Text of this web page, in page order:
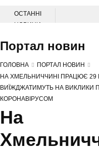
ОСТАННІ
НОВИНИ
ДОПОМОГИ
НА ХМЕЛЬНИЧЧИНІ
СЕРГІЙ ТЮРІН ПРИВІТАВ
СВЯТОМ
ЗАХИСНИКІВ З
НАГОРОДАМИ (ПОСМЕРТНО)
Портал новин
ГОЛОВНА
ПОРТАЛ НОВИН
НА ХМЕЛЬНИЧЧИНІ ПРАЦЮЄ 29
ВИЇЖДЖАТИМУТЬ НА ВИКЛИКИ
КОРОНАВІРУСОМ
На